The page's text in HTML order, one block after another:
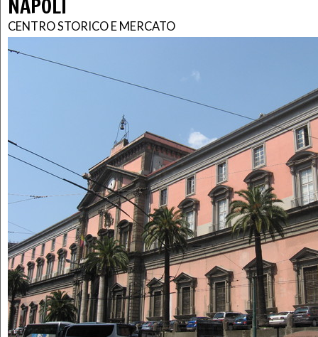
NAPOLI
CENTRO STORICO E MERCATO